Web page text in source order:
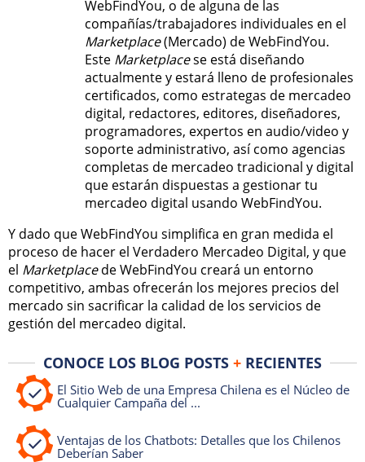
WebFindYou, o de alguna de las
compañías/trabajadores individuales en el
Marketplace(Mercado) de WebFindYou.
Este Marketplacese está diseñando
actualmente y estará lleno de profesionales
certificados, como estrategas de mercadeo
digital, redactores, editores, diseñadores,
programadores, expertos en audio/video y
soporte administrativo, así como agencias
completas de mercadeo tradicional y digital
que estarán dispuestas a gestionar tu
mercadeo digital usando WebFindYou.
Y dado que WebFindYou simplifica en gran medida el
proceso de hacer el Verdadero Mercadeo Digital, y que
el Marketplacede WebFindYou creará un entorno
competitivo, ambas ofrecerán los mejores precios del
mercado sin sacrificar la calidad de los servicios de
gestión del mercadeo digital.
CONOCE LOS BLOG POSTS +RECIENTES
El Sitio Web de una Empresa Chilena es el Núcleo de
Cualquier Campaña del ...
Ventajas de los Chatbots: Detalles que los Chilenos
Deberían Saber